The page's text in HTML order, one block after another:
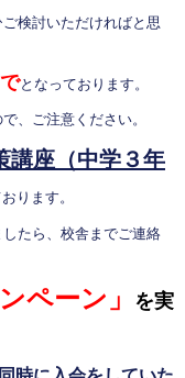
検討いただければと思
となっております。
、ご注意ください。
講座（中学３年
ります。
たら、校舎までご連絡
ペーン」
を実